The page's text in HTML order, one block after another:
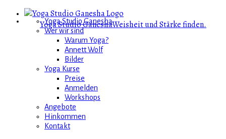
Yoga Studio GaneshaWeisheit und Stärke finden.
Yoga Studio Ganesha
Wer wir sind
Warum Yoga?
Annett Wolf
Bilder
Yoga Kurse
Preise
Anmelden
Workshops
Angebote
Hinkommen
Kontakt